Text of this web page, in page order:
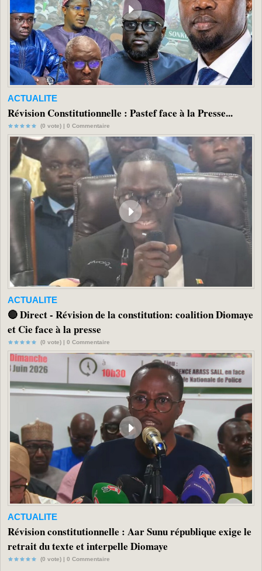
ACTUALITE
Révision Constitutionnelle : Pastef face à la Presse...
(0 vote) | 0 Commentaire
ACTUALITE
🔴 Direct - Révision de la constitution: coalition Diomaye
et Cie face à la presse
(0 vote) | 0 Commentaire
ACTUALITE
Révision constitutionnelle : Aar Sunu république exige le
retrait du texte et interpelle Diomaye
(0 vote) | 0 Commentaire